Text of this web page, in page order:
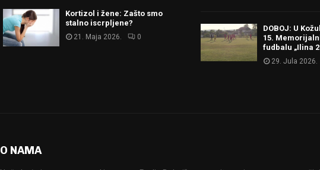
Kortizol i žene: Zašto smo
stalno iscrpljene?
21. Maja 2026. 0
DOBOJ: U
15.
fudbalu „Ilina
29. Jula 2026.
O NAMA